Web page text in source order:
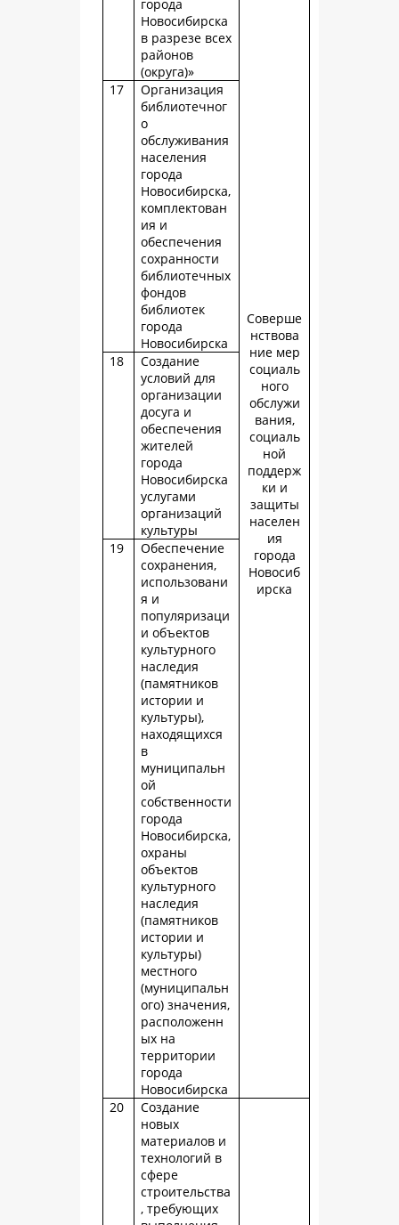
города
Новосибирска
в разрезе всех
районов
(округа)»
Соверше
нствова
ние мер
социаль
ного
обслужи
вания,
социаль
ной
поддерж
ки и
защиты
населен
ия
города
Новосиб
ирска
17
Организация
библиотечног
о
обслуживания
населения
города
Новосибирска,
комплектован
ия и
обеспечения
сохранности
библиотечных
фондов
библиотек
города
Новосибирска
18
Создание
условий для
организации
досуга и
обеспечения
жителей
города
Новосибирска
услугами
организаций
культуры
19
Обеспечение
сохранения,
использовани
я и
популяризаци
и объектов
культурного
наследия
(памятников
истории и
культуры),
находящихся
в
муниципальн
ой
собственности
города
Новосибирска,
охраны
объектов
культурного
наследия
(памятников
истории и
культуры)
местного
(муниципальн
ого) значения,
расположенн
ых на
территории
города
Новосибирска
20
Создание
новых
материалов и
технологий в
сфере
строительства
, требующих